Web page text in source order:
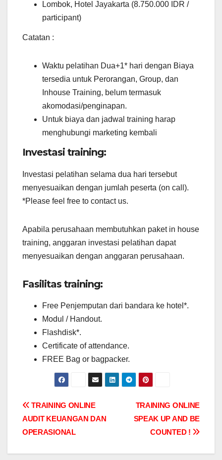
Lombok, Hotel Jayakarta (8.750.000 IDR /
participant)
Catatan :
Waktu pelatihan Dua+1* hari dengan Biaya
tersedia untuk Perorangan, Group, dan
Inhouse Training, belum termasuk
akomodasi/penginapan.
Untuk biaya dan jadwal training harap
menghubungi marketing kembali
Investasi training:
Investasi pelatihan selama dua hari tersebut
menyesuaikan dengan jumlah peserta (on call).
*Please feel free to contact us.
Apabila perusahaan membutuhkan paket in house
training, anggaran investasi pelatihan dapat
menyesuaikan dengan anggaran perusahaan.
Fasilitas training:
Free Penjemputan dari bandara ke hotel*.
Modul / Handout.
Flashdisk*.
Certificate of attendance.
FREE Bag or bagpacker.
Post
navigation
TRAINING ONLINE
SPEAK UP AND BE
COUNTED !
TRAINING ONLINE
AUDIT KEUANGAN DAN
OPERASIONAL